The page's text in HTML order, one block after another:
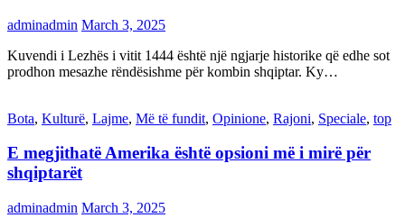
adminadmin March 3, 2025
Kuvendi i Lezhës i vitit 1444 është një ngjarje historike që edhe sot
prodhon mesazhe rëndësishme për kombin shqiptar. Ky…
Bota, Kulturë, Lajme, Më të fundit, Opinione, Rajoni, Speciale, top
E megjithatë Amerika është opsioni më i mirë për
shqiptarët
adminadmin March 3, 2025